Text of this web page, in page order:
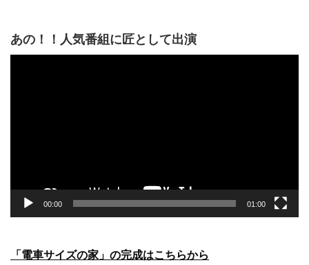
あの！！人気番組に匠として出演
00:00 01:00
「電車サイズの家」の完成はこちらから